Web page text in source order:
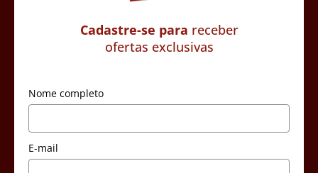
Cadastre-se para receber
ofertas exclusivas
Nome completo
E-mail